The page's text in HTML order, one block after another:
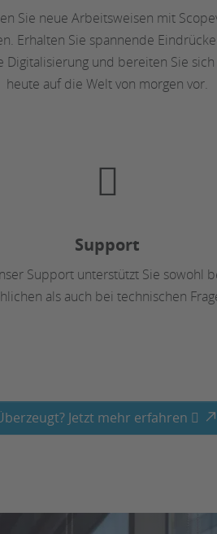
Sie neue Arbeitsweisen mit
Erhalten Sie spannende
Digitalisierung und bereiten Sie sich
heute auf die Welt von morgen vor.
Support
Support unterstützt Sie sowohl
als auch bei technischen
Jetzt mehr erfahren